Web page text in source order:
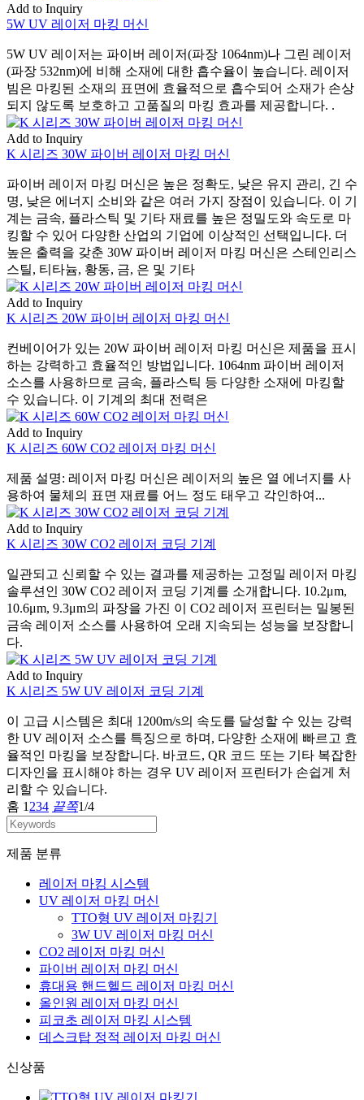
Add to Inquiry
5W UV 레이저 마킹 머신
5W UV 레이저는 파이버 레이저(파장 1064nm)나 그린 레이저
(파장 532nm)에 비해 소재에 대한 흡수율이 높습니다. 레이저
빔은 마킹된 소재의 표면에 효율적으로 흡수되어 소재가 손상
되지 않도록 보호하고 고품질의 마킹 효과를 제공합니다. .
Add to Inquiry
K 시리즈 30W 파이버 레이저 마킹 머신
파이버 레이저 마킹 머신은 높은 정확도, 낮은 유지 관리, 긴 수
명, 낮은 에너지 소비와 같은 여러 가지 장점이 있습니다. 이 기
계는 금속, 플라스틱 및 기타 재료를 높은 정밀도와 속도로 마
킹할 수 있어 다양한 산업의 기업에 이상적인 선택입니다. 더
높은 출력을 갖춘 30W 파이버 레이저 마킹 머신은 스테인리스
스틸, 티타늄, 황동, 금, 은 및 기타
Add to Inquiry
K 시리즈 20W 파이버 레이저 마킹 머신
컨베이어가 있는 20W 파이버 레이저 마킹 머신은 제품을 표시
하는 강력하고 효율적인 방법입니다. 1064nm 파이버 레이저
소스를 사용하므로 금속, 플라스틱 등 다양한 소재에 마킹할
수 있습니다. 이 기계의 최대 전력은
Add to Inquiry
K 시리즈 60W CO2 레이저 마킹 머신
제품 설명: 레이저 마킹 머신은 레이저의 높은 열 에너지를 사
용하여 물체의 표면 재료를 어느 정도 태우고 각인하여...
Add to Inquiry
K 시리즈 30W CO2 레이저 코딩 기계
일관되고 신뢰할 수 있는 결과를 제공하는 고정밀 레이저 마킹
솔루션인 30W CO2 레이저 코딩 기계를 소개합니다. 10.2μm,
10.6μm, 9.3μm의 파장을 가진 이 CO2 레이저 프린터는 밀봉된
금속 레이저 소스를 사용하여 오래 지속되는 성능을 보장합니
다.
Add to Inquiry
K 시리즈 5W UV 레이저 코딩 기계
이 고급 시스템은 최대 1200m/s의 속도를 달성할 수 있는 강력
한 UV 레이저 소스를 특징으로 하며, 다양한 소재에 빠르고 효
율적인 마킹을 보장합니다. 바코드, QR 코드 또는 기타 복잡한
디자인을 표시해야 하는 경우 UV 레이저 프린터가 손쉽게 처
리할 수 있습니다.
홈 1 234 끝쪽1/4
제품 분류
레이저 마킹 시스템
UV 레이저 마킹 머신
TTO형 UV 레이저 마킹기
3W UV 레이저 마킹 머신
CO2 레이저 마킹 머신
파이버 레이저 마킹 머신
휴대용 핸드헬드 레이저 마킹 머신
올인원 레이저 마킹 머신
피코초 레이저 마킹 시스템
데스크탑 정적 레이저 마킹 머신
신상품